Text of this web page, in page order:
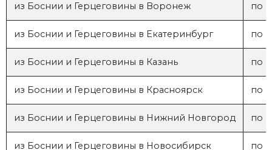
из Боснии и Герцеговины в Воронеж по
из Боснии и Герцеговины в Екатеринбург по
из Боснии и Герцеговины в Казань по
из Боснии и Герцеговины в Красноярск по
из Боснии и Герцеговины в Нижний Новгород по
из Боснии и Герцеговины в Новосибирск по